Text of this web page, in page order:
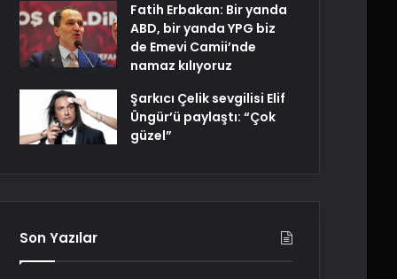
Fatih Erbakan: Bir yanda
ABD, bir yanda YPG biz
de Emevi Camii’nde
namaz kılıyoruz
Şarkıcı Çelik sevgilisi Elif
Üngür’ü paylaştı: “Çok
güzel”
Son Yazılar